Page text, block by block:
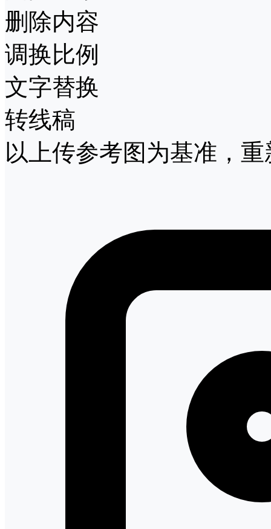
删除内容
调换比例
文字替换
转线稿
以上传参考图为基准，